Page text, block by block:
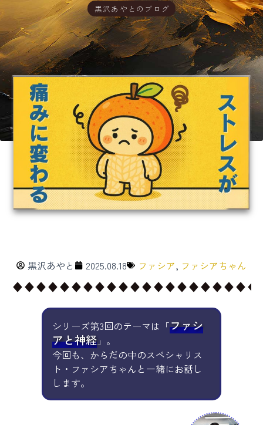
黒沢あやとのブログ
黒沢あやと 2025.08.18 ファシア, ファシアちゃん
シリーズ第3回のテーマは「ファシ
アと神経」。
今回も、からだの中のスペシャリス
ト・ファシアちゃんと一緒にお話し
します。